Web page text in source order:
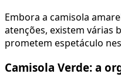
Embora a camisola
atenções, existem várias
prometem espetáculo
Camisola Verde: a